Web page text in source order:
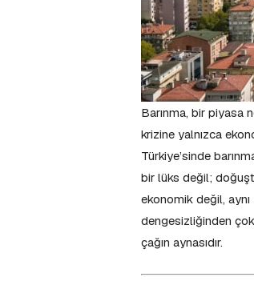
Barınma, bir piyasa
krizine yalnızca
Türkiye’sinde
bir lüks değil;
ekonomik değil,
dengesizliğinden
çağın aynasıdır.